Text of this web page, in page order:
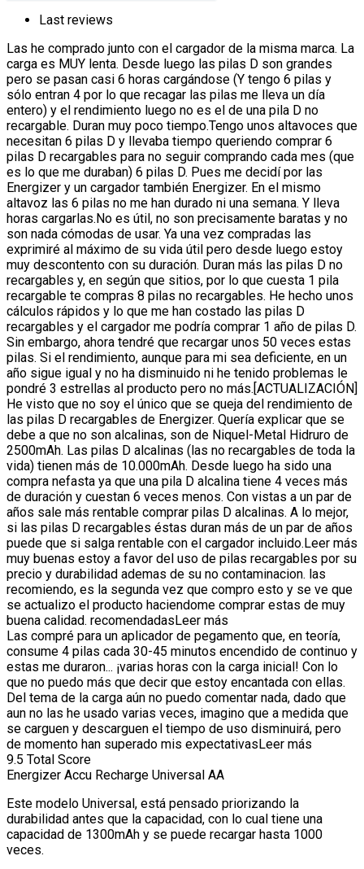
Last reviews
Las he comprado junto con el cargador de la misma marca. La
carga es MUY lenta. Desde luego las pilas D son grandes
pero se pasan casi 6 horas cargándose (Y tengo 6 pilas y
sólo entran 4 por lo que recagar las pilas me lleva un día
entero) y el rendimiento luego no es el de una pila D no
recargable. Duran muy poco tiempo.Tengo unos altavoces que
necesitan 6 pilas D y llevaba tiempo queriendo comprar 6
pilas D recargables para no seguir comprando cada mes (que
es lo que me duraban) 6 pilas D. Pues me decidí por las
Energizer y un cargador también Energizer. En el mismo
altavoz las 6 pilas no me han durado ni una semana. Y lleva
horas cargarlas.No es útil, no son precisamente baratas y no
son nada cómodas de usar. Ya una vez compradas las
exprimiré al máximo de su vida útil pero desde luego estoy
muy descontento con su duración. Duran más las pilas D no
recargables y, en según que sitios, por lo que cuesta 1 pila
recargable te compras 8 pilas no recargables. He hecho unos
cálculos rápidos y lo que me han costado las pilas D
recargables y el cargador me podría comprar 1 año de pilas D.
Sin embargo, ahora tendré que recargar unos 50 veces estas
pilas. Si el rendimiento, aunque para mi sea deficiente, en un
año sigue igual y no ha disminuido ni he tenido problemas le
pondré 3 estrellas al producto pero no más.[ACTUALIZACIÓN]
He visto que no soy el único que se queja del rendimiento de
las pilas D recargables de Energizer. Quería explicar que se
debe a que no son alcalinas, son de Niquel-Metal Hidruro de
2500mAh. Las pilas D alcalinas (las no recargables de toda la
vida) tienen más de 10.000mAh. Desde luego ha sido una
compra nefasta ya que una pila D alcalina tiene 4 veces más
de duración y cuestan 6 veces menos. Con vistas a un par de
años sale más rentable comprar pilas D alcalinas. A lo mejor,
si las pilas D recargables éstas duran más de un par de años
puede que si salga rentable con el cargador incluido.Leer más
muy buenas estoy a favor del uso de pilas recargables por su
precio y durabilidad ademas de su no contaminacion. las
recomiendo, es la segunda vez que compro esto y se ve que
se actualizo el producto haciendome comprar estas de muy
buena calidad. recomendadasLeer más
Las compré para un aplicador de pegamento que, en teoría,
consume 4 pilas cada 30-45 minutos encendido de continuo y
estas me duraron... ¡varias horas con la carga inicial! Con lo
que no puedo más que decir que estoy encantada con ellas.
Del tema de la carga aún no puedo comentar nada, dado que
aun no las he usado varias veces, imagino que a medida que
se carguen y descarguen el tiempo de uso disminuirá, pero
de momento han superado mis expectativasLeer más
9.5 Total Score
Energizer Accu Recharge Universal AA
Este modelo Universal, está pensado priorizando la
durabilidad antes que la capacidad, con lo cual tiene una
capacidad de 1300mAh y se puede recargar hasta 1000
veces.